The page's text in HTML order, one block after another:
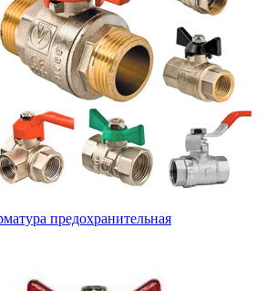
предохранительная